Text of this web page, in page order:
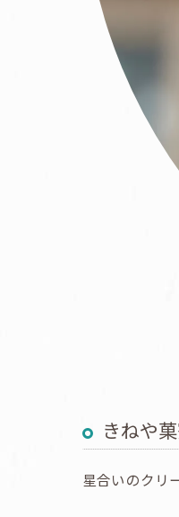
きねや
星合いのクリ